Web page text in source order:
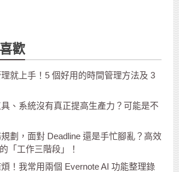
歡
就上手！5 個好用的時間管理方法及 3
、系統沒有真正提高生產力？可能是不
劃，面對 Deadline 還是手忙腳亂？高效
「工作三階段」！
！我常用兩個 Evernote AI 功能整理錄